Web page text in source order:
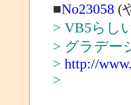
■No23058 (
> VB5らし
> グラデー
> http://
>